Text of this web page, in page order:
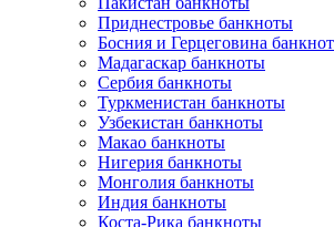
Приднестровье банкноты
Босния и Герцеговина
Мадагаскар банкноты
Сербия банкноты
Туркменистан банкноты
Узбекистан банкноты
Макао банкноты
Нигерия банкноты
Монголия банкноты
Индия банкноты
Коста-Рика банкноты